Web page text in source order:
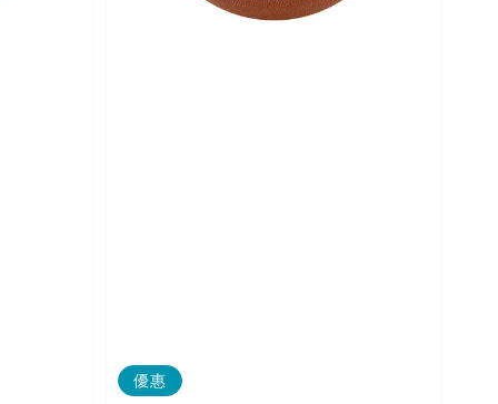
優惠